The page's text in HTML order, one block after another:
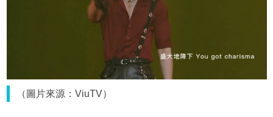
（圖片來源：ViuTV）